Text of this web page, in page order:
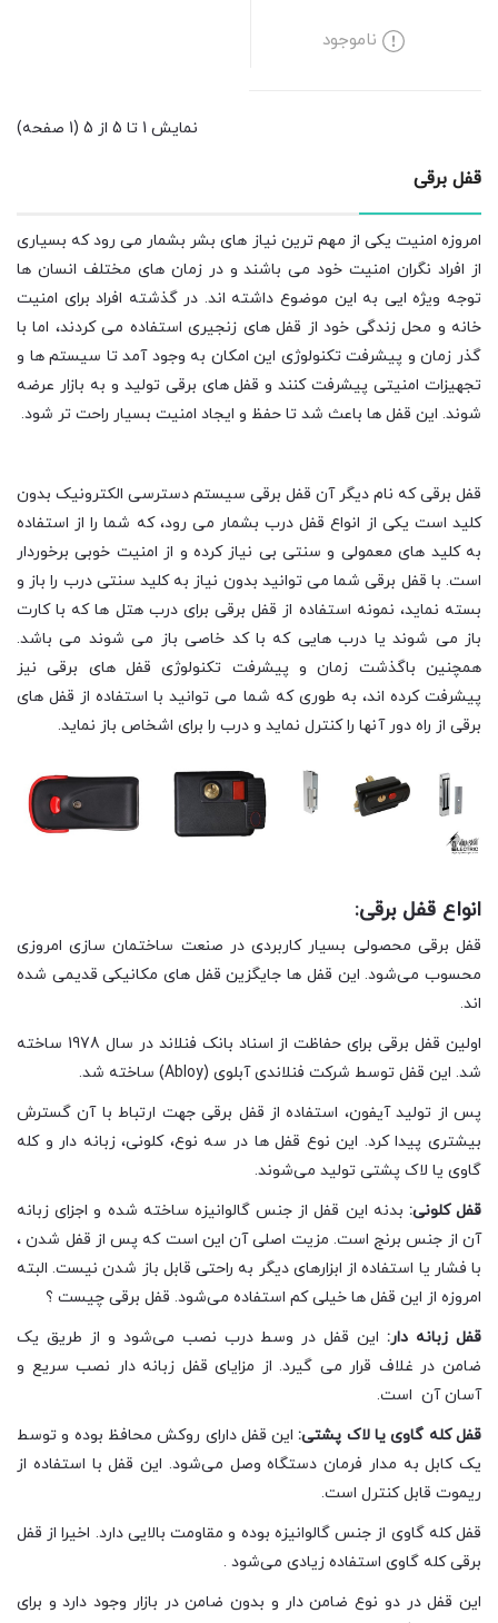
ناموجود
نمایش 1 تا 5 از 5 (1 صفحه)
قفل برقی
امروزه امنیت یکی از مهم ترین نیاز های بشر بشمار می رود که بسیاری
از افراد نگران امنیت خود می باشند و در زمان های مختلف انسان ها
توجه ویژه ایی به این موضوع داشته اند. در گذشته افراد برای امنیت
خانه و محل زندگی خود از قفل های زنجیری استفاده می کردند، اما با
گذر زمان و پیشرفت تکنولوژی این امکان به وجود آمد تا سیستم ها و
تجهیزات امنیتی پیشرفت کنند و قفل های برقی تولید و به بازار عرضه
شوند. این قفل ها باعث شد تا حفظ و ایجاد امنیت بسیار راحت تر شود.
قفل برقی که نام دیگر آن قفل برقی سیستم دسترسی الکترونیک بدون
کلید است یکی از انواع قفل درب بشمار می رود، که شما را از استفاده
به کلید های معمولی و سنتی بی نیاز کرده و از امنیت خوبی برخوردار
است. با قفل برقی شما می توانید بدون نیاز به کلید سنتی درب را باز و
بسته نماید، نمونه استفاده از قفل برقی برای درب هتل ها که با کارت
باز می شوند یا درب هایی که با کد خاصی باز می شوند می باشد.
همچنین باگذشت زمان و پیشرفت تکنولوژی قفل های برقی نیز
پیشرفت کرده اند، به طوری که شما می توانید با استفاده از قفل های
برقی از راه دور آنها را کنترل نماید و درب را برای اشخاص باز نماید.
انواع قفل برقی:
قفل برقی محصولی بسیار کاربردی در صنعت ساختمان سازی امروزی
محسوب می‌شود. این قفل ها جایگزین قفل های مکانیکی قدیمی شده
اند.
اولین قفل برقی برای حفاظت از اسناد بانک فنلاند در سال 1978 ساخته
شد. این قفل توسط شرکت فنلاندی آبلوی (Abloy) ساخته شد.
پس از تولید آیفون، استفاده از قفل برقی جهت ارتباط با آن گسترش
بیشتری پیدا کرد. این نوع قفل ها در سه نوع، کلونی، زبانه دار و کله
گاوی یا لاک پشتی تولید می‌شوند.
قفل کلونی: بدنه این قفل از جنس گالوانیزه ساخته شده و اجزای زبانه
آن از جنس برنج است. مزیت اصلی آن این است که پس از قفل شدن ،
با فشار یا استفاده از ابزارهای دیگر به راحتی قابل باز شدن نیست. البته
امروزه از این قفل ها خیلی کم استفاده می‌شود. قفل برقی چیست ؟
قفل زبانه دار:این قفل در وسط درب نصب می‌شود و از طریق یک
ضامن در غلاف قرار می گیرد. از مزایای قفل زبانه دار نصب سریع و
آسان آن است.
قفل کله گاوی یا لاک پشتی:این قفل دارای روکش محافظ بوده و توسط
یک کابل به مدار فرمان دستگاه وصل می‌شود. این قفل با استفاده از
ریموت قابل کنترل است.
قفل کله گاوی از جنس گالوانیزه بوده و مقاومت بالایی دارد. اخیرا از قفل
برقی کله گاوی استفاده زیادی می‌شود .
این قفل در دو نوع ضامن دار و بدون ضامن در بازار وجود دارد و برای